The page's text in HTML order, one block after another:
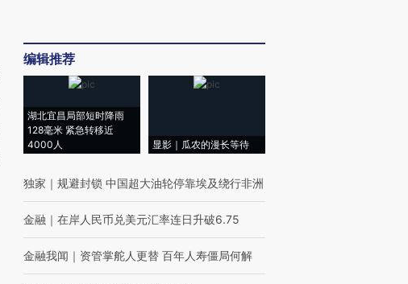
编辑推荐
湖北宜昌局部短时降雨
128毫米 紧急转移近
4000人
显影｜瓜农的漫长等待
独家 ｜ 规避封锁 中国超大油轮停靠埃及绕行非洲
金融 ｜ 在岸人民币兑美元汇率连日升破6.75
金融我闻 ｜ 资管掌舵人更替 百年人寿僵局何解